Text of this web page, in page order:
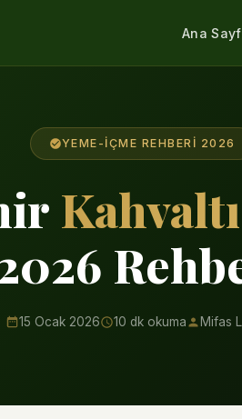
Ana
YEME-İÇME REHBERI 2026
15 Ocak 2026 10 dk okuma Mifas